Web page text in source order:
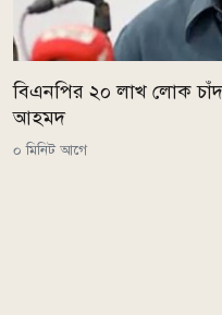
বিএনপির ২০ লাখ লোক
আহমদ
০ মিনিট আগে